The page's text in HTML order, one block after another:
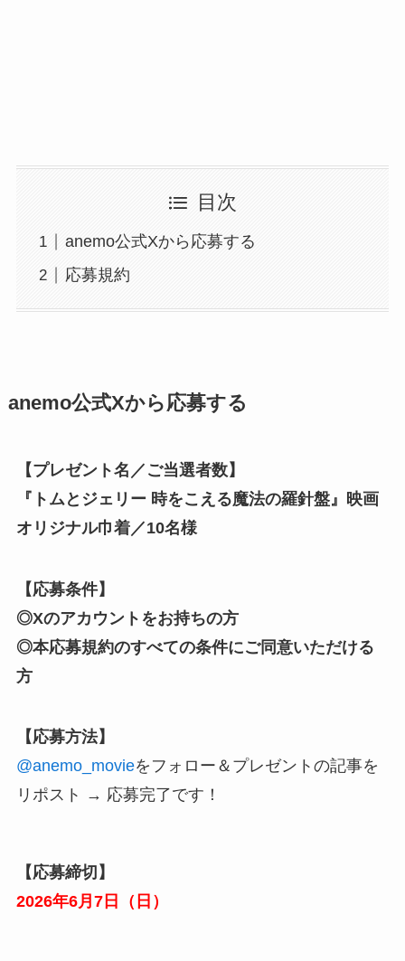
目次
anemo公式Xから応募する
応募規約
anemo公式Xから応募する
【プレゼント名／ご当選者数】
『トムとジェリー 時をこえる魔法の羅針盤』映画
オリジナル巾着／10名様
【応募条件】
◎Xのアカウントをお持ちの方
◎本応募規約のすべての条件にご同意いただける
方
【応募方法】
@anemo_movieをフォロー ＆プレゼントの記事を
リポスト → 応募完了です！
【応募締切】
2026年6月 7日（日）